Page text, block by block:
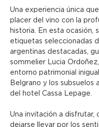
Una experiencia única
placer del vino con la
historia. En esta ocasión,
etiquetas seleccionadas
argentinas destacadas,
sommelier Lucia
entorno patrimonial
Belgrano y los subsuelos
del hotel Cassa Lepage.
Una invitación a disfrutar,
dejarse llevar por los